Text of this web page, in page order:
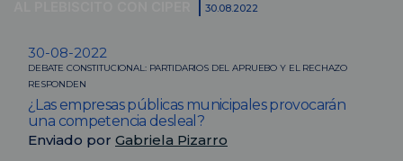
30.08.2022
30-08-2022
DEBATE CONSTITUCIONAL: PARTIDARIOS DEL APRUEBO Y EL RECHAZO
RESPONDEN
¿Las empresas públicas municipales provocarán
una competencia desleal?
Enviado por Gabriela Pizarro